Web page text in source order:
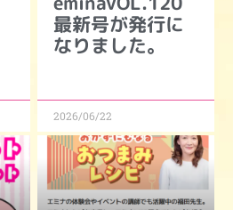
最新号が発行に
なりました。
2026/06/22